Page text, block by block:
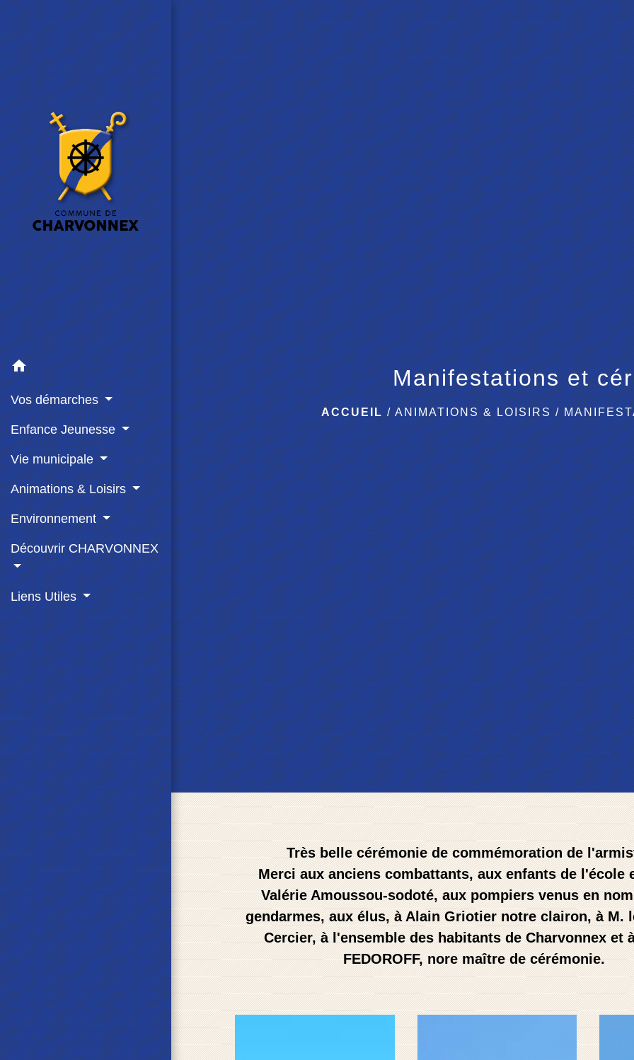
home
Vos démarches
Enfance Jeunesse
Vie municipale
Animations & Loisirs
Environnement
Découvrir CHARVONNEX
Liens Utiles
Manifestations et
ACCUEIL /ANIMATIONS & LOISIRS /
Très belle cérémonie de commémoration de
Merci aux anciens combattants, aux enfants de l'école
Valérie Amoussou-sodoté, aux pompiers venus en
gendarmes, aux élus, à Alain Griotier notre clairon, à M.
Cercier, à l'ensemble des habitants de Charvonnex et
FEDOROFF, nore maître de cérémonie.